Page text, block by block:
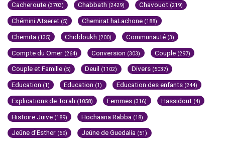
Cacheroute (3703) Chabbath (2429) Chavouot (219)
Chémini Atseret (5) Chemirat haLachone (188)
Chemita (135) Chiddoukh (200) Communauté (3)
Compte du Omer (264) Conversion (303) Couple (297)
Couple et Famille (5) Deuil (1102) Divers (5037)
Education (1) Education (1) Education des enfants (244)
Explications de Torah (1058) Femmes (316) Hassidout (4)
Histoire Juive (189) Hochaana Rabba (18)
Jeûne d'Esther (69) Jeûne de Guedalia (51)